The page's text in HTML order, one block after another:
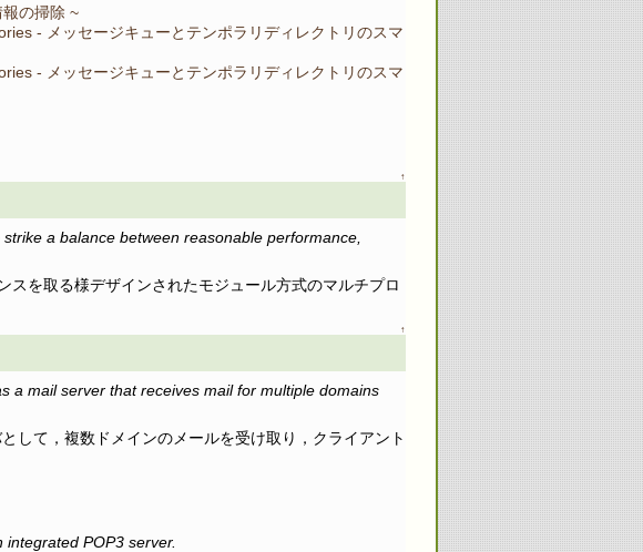
の掃除 ~
- メッセージキューとテンポラリディレクトリのスマ
- メッセージキューとテンポラリディレクトリのスマ
↑
a balance between reasonable performance,
を取る様デザインされたモジュール方式のマルチプロ
↑
a mail server that receives mail for multiple domains
して，複数ドメインのメールを受け取り，クライアント
POP3 server.